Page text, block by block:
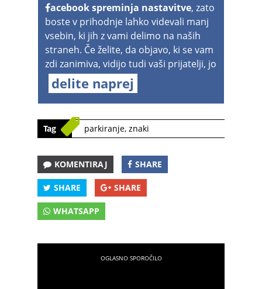
acebook spreminja nastavitve, zato
boste v prihodnje lahko videvali manj
vsebin, ki jih z vami delimo na naših
straneh. Če želite, da objavo, ki se vam
zdi zanimiva, vidijo tudi vaši prijatelji, jo
delite naprej
Tag parkiranje, znaki
KOMENTIRAJ SHARE
SHARE SHARE
WHATSAPP